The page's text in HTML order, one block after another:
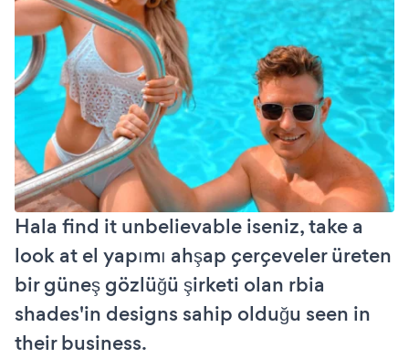
Hala find it unbelievable iseniz, take a
look at el yapımı ahşap çerçeveler üreten
bir güneş gözlüğü şirketi olan rbia
shades'in designs sahip olduğu seen in
their business.